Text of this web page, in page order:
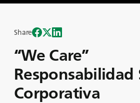
“We Care”
Responsabilidad
Corporativa
Share